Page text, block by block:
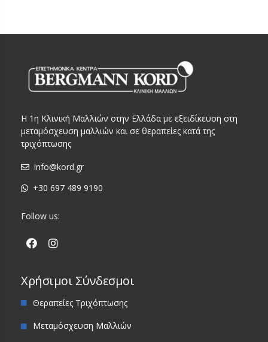
Η 1η Κλινική Μαλλιών στην Ελλάδα με εξειδίκευση στη
μεταμόσχευση μαλλιών και σε θεραπείες κατά της
τριχόπτωσης
info@kord.gr
+30 697 489 9190
Follow us:
Χρήσιμοι Σύνδεσμοι
Θεραπείες Τριχόπτωσης
Μεταμόσχευση Μαλλιών